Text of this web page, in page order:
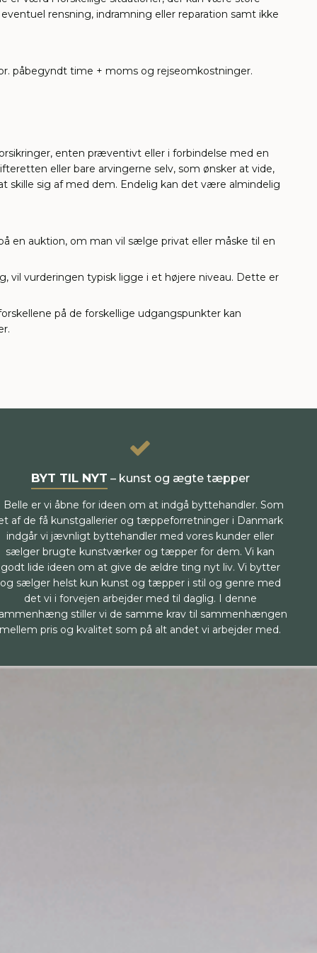
rensning, indramning eller reparation samt ikke
påbegyndt time + moms og rejseomkostninger.
enten præventivt eller i forbindelse med en
eller bare arvingerne selv, som ønsker at vide,
sig af med dem. Endelig kan det være almindelig
en auktion, om man vil sælge privat eller måske til en
vil vurderingen typisk ligge i et højere niveau. Dette er
på de forskellige udgangspunkter kan
BYT TIL NYT – kunst og ægte tæpper
Belle er vi åbne for ideen om at indgå byttehandler. Som
af de få kunstgallerier og tæppeforretninger i Danmark
indgår vi jævnligt byttehandler med vores kunder eller
sælger brugte kunstværker og tæpper for dem. Vi kan
godt lide ideen om at give de ældre ting nyt liv. Vi bytter
og sælger helst kun kunst og tæpper i stil og genre med
det vi i forvejen arbejder med til daglig. I denne
stiller vi de samme krav til sammenhængen
mellem pris og kvalitet som på alt andet vi arbejder med.